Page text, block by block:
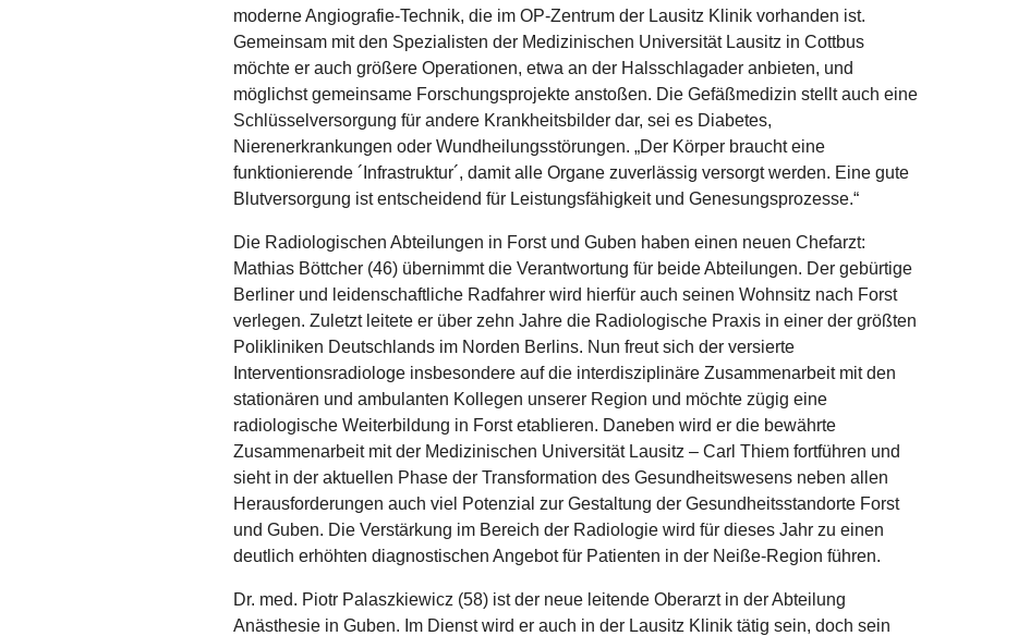
moderne Angiografie-Technik, die im OP-Zentrum der Lausitz Klinik vorhanden ist.
Gemeinsam mit den Spezialisten der Medizinischen Universität Lausitz in Cottbus
möchte er auch größere Operationen, etwa an der Halsschlagader anbieten, und
möglichst gemeinsame Forschungsprojekte anstoßen. Die Gefäßmedizin stellt auch eine
Schlüsselversorgung für andere Krankheitsbilder dar, sei es Diabetes,
Nierenerkrankungen oder Wundheilungsstörungen. „Der Körper braucht eine
funktionierende ´Infrastruktur´, damit alle Organe zuverlässig versorgt werden. Eine gute
Blutversorgung ist entscheidend für Leistungsfähigkeit und Genesungsprozesse.“
Die Radiologischen Abteilungen in Forst und Guben haben einen neuen Chefarzt:
Mathias Böttcher (46) übernimmt die Verantwortung für beide Abteilungen. Der gebürtige
Berliner und leidenschaftliche Radfahrer wird hierfür auch seinen Wohnsitz nach Forst
verlegen. Zuletzt leitete er über zehn Jahre die Radiologische Praxis in einer der größten
Polikliniken Deutschlands im Norden Berlins. Nun freut sich der versierte
Interventionsradiologe insbesondere auf die interdisziplinäre Zusammenarbeit mit den
stationären und ambulanten Kollegen unserer Region und möchte zügig eine
radiologische Weiterbildung in Forst etablieren. Daneben wird er die bewährte
Zusammenarbeit mit der Medizinischen Universität Lausitz – Carl Thiem fortführen und
sieht in der aktuellen Phase der Transformation des Gesundheitswesens neben allen
Herausforderungen auch viel Potenzial zur Gestaltung der Gesundheitsstandorte Forst
und Guben. Die Verstärkung im Bereich der Radiologie wird für dieses Jahr zu einen
deutlich erhöhten diagnostischen Angebot für Patienten in der Neiße-Region führen.
Dr. med. Piotr Palaszkiewicz (58) ist der neue leitende Oberarzt in der Abteilung
Anästhesie in Guben. Im Dienst wird er auch in der Lausitz Klinik tätig sein, doch sein